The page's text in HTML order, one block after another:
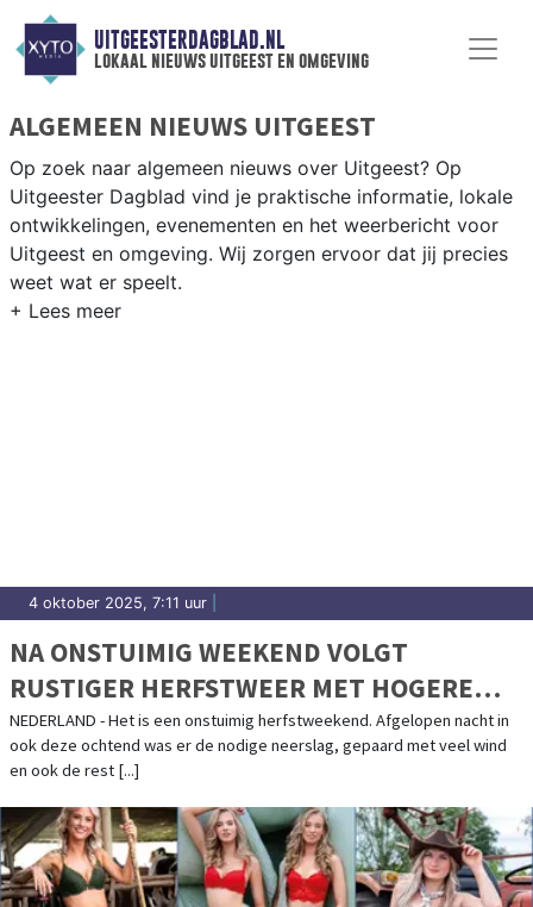
UITGEESTERDAGBLAD.NL
lokaal nieuws uitgeest en omgeving
ALGEMEEN NIEUWS UITGEEST
Op zoek naar algemeen nieuws over Uitgeest? Op
Uitgeester Dagblad vind je praktische informatie, lokale
ontwikkelingen, evenementen en het weerbericht voor
Uitgeest en omgeving. Wij zorgen ervoor dat jij precies
weet wat er speelt.
4 oktober 2025, 7:11 uur
NA ONSTUIMIG WEEKEND VOLGT
RUSTIGER HERFSTWEER MET HOGERE
TEMPERATUREN
NEDERLAND - Het is een onstuimig herfstweekend. Afgelopen nacht in
ook deze ochtend was er de nodige neerslag, gepaard met veel wind
en ook de rest [...]